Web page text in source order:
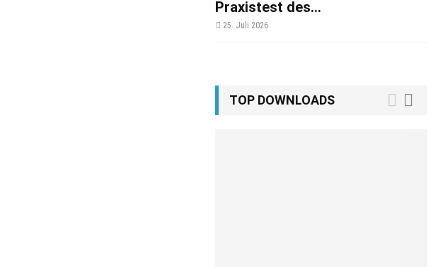
Praxistest des...
25. Juli 2026
TOP DOWNLOADS